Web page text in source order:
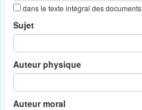
dans le texte intégral des documents
Sujet
Auteur physique
Auteur moral